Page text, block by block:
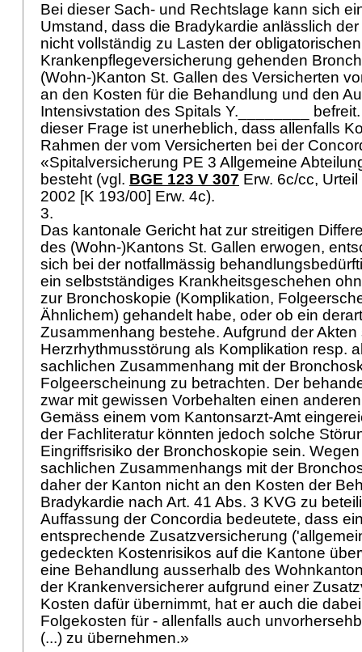
Bei dieser Sach- und Rechtslage kann sich
Umstand, dass die Bradykardie anlässlich
nicht vollständig zu Lasten der obligatorischen
Krankenpflegeversicherung gehenden
(Wohn-)Kanton St. Gallen des Versicherten
an den Kosten für die Behandlung und den
Intensivstation des Spitals Y.________
dieser Frage ist unerheblich, dass allenfalls
Rahmen der vom Versicherten bei der
«Spitalversicherung PE 3 Allgemeine
besteht (vgl. BGE 123 V 307 Erw. 6c/cc,
2002 [K 193/00] Erw. 4c).
3.
Das kantonale Gericht hat zur streitigen
des (Wohn-)Kantons St. Gallen erwogen,
sich bei der notfallmässig
ein selbstständiges Krankheitsgeschehen
zur Bronchoskopie (Komplikation,
Ähnlichem) gehandelt habe, oder ob ein
Zusammenhang bestehe. Aufgrund der Akten
Herzrhythmusstörung als Komplikation resp.
sachlichen Zusammenhang mit der
Folgeerscheinung zu betrachten. Der
zwar mit gewissen Vorbehalten einen
Gemäss einem vom Kantonsarzt-Amt
der Fachliteratur könnten jedoch solche
Eingriffsrisiko der Bronchoskopie sein.
sachlichen Zusammenhangs mit der
daher der Kanton nicht an den Kosten der
Bradykardie nach Art. 41 Abs. 3 KVG zu
Auffassung der Concordia bedeutete, dass
entsprechende Zusatzversicherung
gedeckten Kostenrisikos auf die Kantone
eine Behandlung ausserhalb des
der Krankenversicherer aufgrund einer
Kosten dafür übernimmt, hat er auch die
Folgekosten für - allenfalls auch
(...) zu übernehmen.»